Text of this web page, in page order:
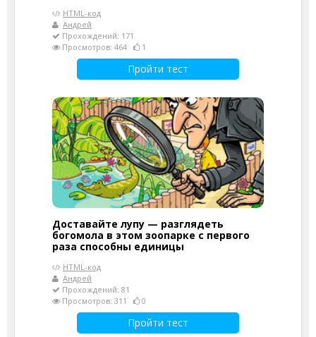
HTML-код
Андрей
Прохождений: 171
Просмотров: 464
1
Пройти тест
Доставайте лупу — разглядеть
богомола в этом зоопарке с первого
раза способны единицы
HTML-код
Андрей
Прохождений: 81
Просмотров: 311
0
Пройти тест